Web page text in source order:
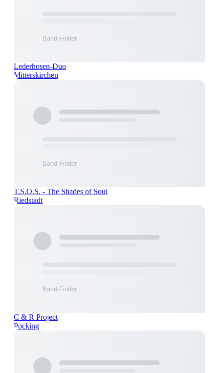
Lederhosen-Duo
Mitterskirchen
T.S.O.S. - The Shades of Soul
Riedstadt
C & R Project
Pocking